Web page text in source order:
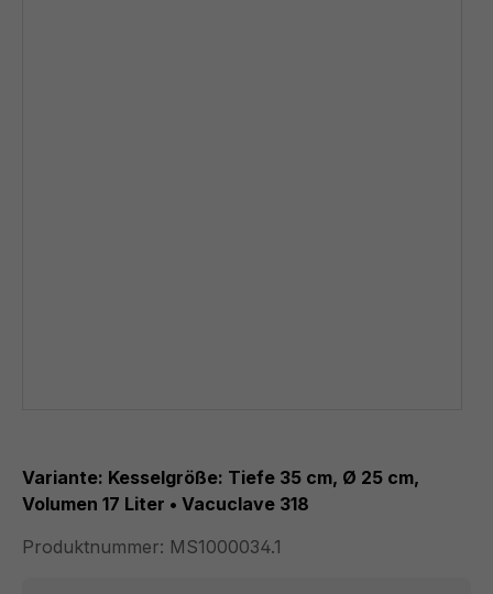
Variante: Kesselgröße: Tiefe 35 cm, Ø 25 cm,
Volumen 17 Liter • Vacuclave 318
Produktnummer: MS1000034.1